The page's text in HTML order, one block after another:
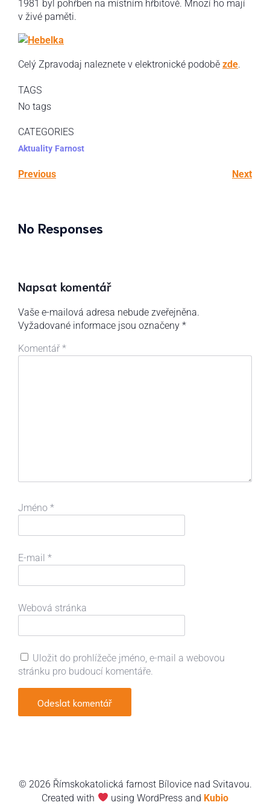
1981 byl pohřben na místním hřbitově. Mnozí ho mají
v živé paměti.
Celý Zpravodaj naleznete v elektronické podobě zde.
TAGS
No tags
CATEGORIES
Aktuality Farnost
Previous Next
No Responses
Napsat komentář
Vaše e-mailová adresa nebude zveřejněna.
Vyžadované informace jsou označeny *
Komentář *
Jméno *
E-mail *
Webová stránka
Uložit do prohlížeče jméno, e-mail a webovou
stránku pro budoucí komentáře.
© 2026 Římskokatolická farnost Bílovice nad Svitavou.
Created with
using WordPress and Kubio